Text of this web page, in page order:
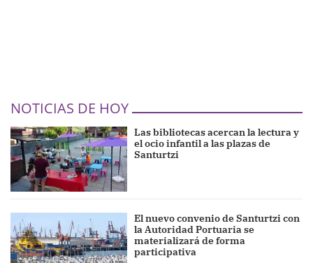
NOTICIAS DE HOY
Las bibliotecas acercan la lectura y
el ocio infantil a las plazas de
Santurtzi
El nuevo convenio de Santurtzi con
la Autoridad Portuaria se
materializará de forma
participativa